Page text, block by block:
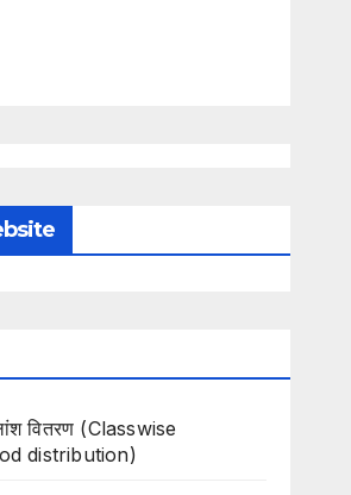
वितरण (Classwise
distribution)